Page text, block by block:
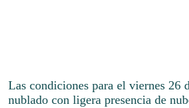
Las condiciones para el viernes 26
nublado con ligera presencia de